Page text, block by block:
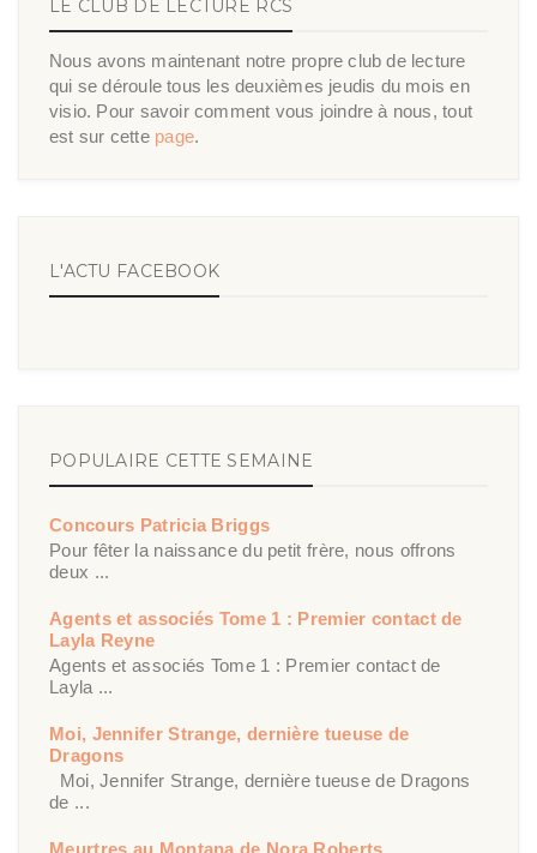
LE CLUB DE LECTURE RCS
Nous avons maintenant notre propre club de lecture
qui se déroule tous les deuxièmes jeudis du mois en
visio. Pour savoir comment vous joindre à nous, tout
est sur cette page.
L'ACTU FACEBOOK
POPULAIRE CETTE SEMAINE
Concours Patricia Briggs
Pour fêter la naissance du petit frère, nous offrons
deux ...
Agents et associés Tome 1 : Premier contact de
Layla Reyne
Agents et associés Tome 1 : Premier contact de
Layla ...
Moi, Jennifer Strange, dernière tueuse de
Dragons
Moi, Jennifer Strange, dernière tueuse de Dragons
de ...
Meurtres au Montana de Nora Roberts